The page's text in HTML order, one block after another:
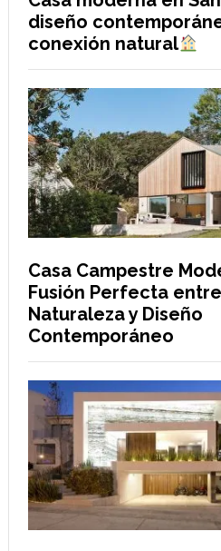
diseño
conexión natural
Casa Campestre
Fusión Perfecta entre
Naturaleza y Diseño
Contemporáneo